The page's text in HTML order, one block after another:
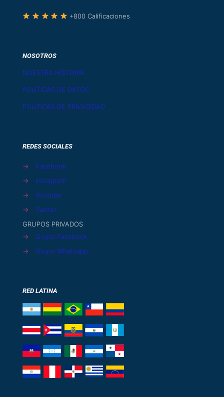
+800 Calificaciones
NOSOTROS
NUESTRA HISTORIA
POLÍTICAS DE DATOS
POLÍTICAS DE PRIVACIDAD
REDES SOCIALES
→
Facebook
→
Instagram
→
Youtube
→
Twitter
GRUPOS PRIVADOS
→
Grupo Facebook
→
Grupo Whatsapp
RED LATINA